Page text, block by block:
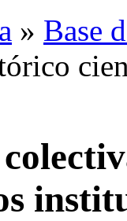
» Base